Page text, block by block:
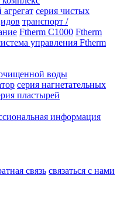
серия чистых
транспорт /
Ftherm C1000 Ftherm
управления Ftherm
воды
серия нагнетательных
пластырей
информация
связь связаться с нами